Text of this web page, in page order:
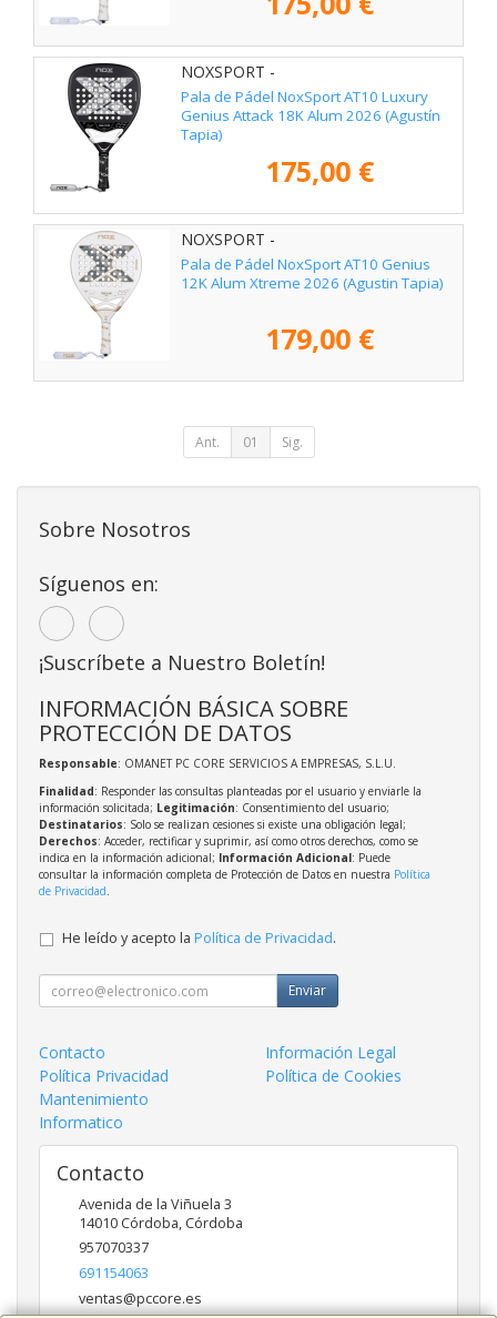
NOXSPORT -
Pala de Pádel NoxSport AT10 Luxury
Genius Attack 18K Alum 2026 (Agustín
Tapia)
175,00 €
NOXSPORT -
Pala de Pádel NoxSport AT10 Genius
12K Alum Xtreme 2026 (Agustin Tapia)
179,00 €
Ant. 01 Sig.
Sobre Nosotros
Síguenos en:
¡Suscríbete a Nuestro Boletín!
INFORMACIÓN BÁSICA SOBRE
PROTECCIÓN DE DATOS
Responsable: OMANET PC CORE SERVICIOS A EMPRESAS, S.L.U.
Finalidad: Responder las consultas planteadas por el usuario y enviarle la
información solicitada; Legitimación: Consentimiento del usuario;
Destinatarios: Solo se realizan cesiones si existe una obligación legal;
Derechos: Acceder, rectificar y suprimir, así como otros derechos, como se
indica en la información adicional; Información Adicional: Puede
consultar la información completa de Protección de Datos en nuestra Política
de Privacidad.
He leído y acepto la Política de Privacidad.
Enviar
Contacto
Información Legal
Política Privacidad
Política de Cookies
Mantenimiento
Informatico
Contacto
Avenida de la Viñuela 3
14010 Córdoba, Córdoba
957070337
691154063
ventas@pccore.es